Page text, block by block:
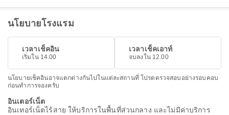
นโยบายโรงแรม
เวลาเช็คอิน
เริ่มใน 14.00
เวลาเช็คเอาท์
จบลงใน 12.00
นโยบายเช็คอินอาจแตกต่างกันไปในแต่ละสถานที่ โปรดตรวจสอบอย่างรอบคอบ
ก่อนทำการจองครับ
อินเตอร์เน็ต
อินเทอร์เน็ตไร้สาย ให้บริการในพื้นที่ส่วนกลาง และไม่มีค่าบริการ